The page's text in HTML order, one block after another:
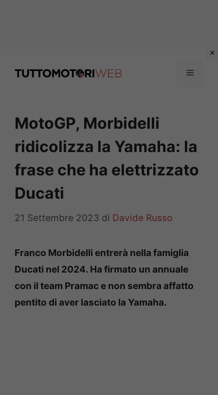
Menu
MotoGP, Morbidelli
ridicolizza la Yamaha: la
frase che ha elettrizzato
Ducati
21 Settembre 2023 di Davide Russo
Franco Morbidelli entrerà nella famiglia
Ducati nel 2024. Ha firmato un annuale
con il team Pramac e non sembra affatto
pentito di aver lasciato la Yamaha.